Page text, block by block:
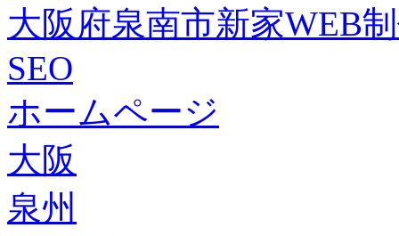
大阪府泉南市新家WEB
SEO
ホームページ
大阪
泉州